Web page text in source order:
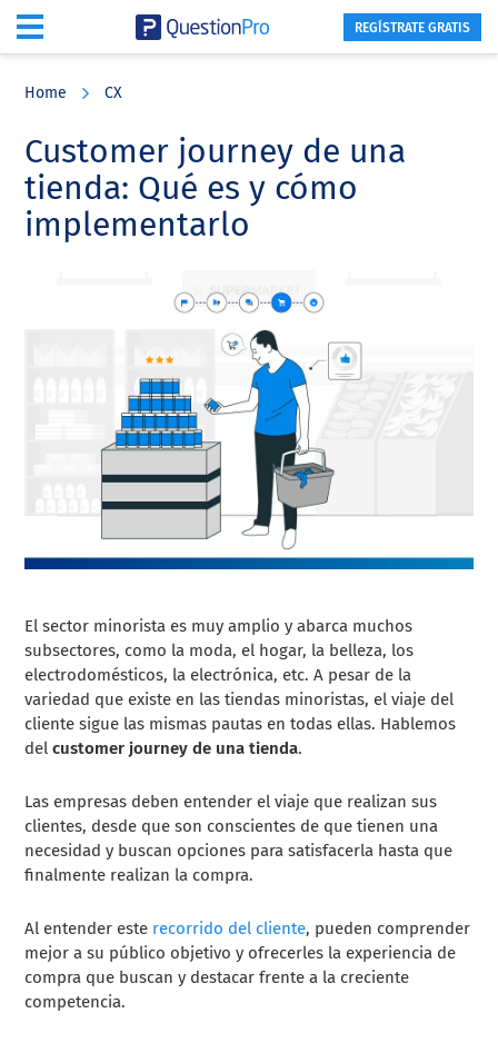
content
sidebar
REGÍSTRATE GRATIS
Home CX
Customer journey de una
tienda: Qué es y cómo
implementarlo
El sector minorista es muy amplio y abarca muchos
subsectores, como la moda, el hogar, la belleza, los
electrodomésticos, la electrónica, etc. A pesar de la
variedad que existe en las tiendas minoristas, el viaje del
cliente sigue las mismas pautas en todas ellas. Hablemos
delcustomer journey de una tienda.
Las empresas deben entender el viaje que realizan sus
clientes, desde que son conscientes de que tienen una
necesidad y buscan opciones para satisfacerla hasta que
finalmente realizan la compra.
Al entender este recorrido del cliente, pueden comprender
mejor a su público objetivo y ofrecerles la experiencia de
compra que buscan y destacar frente a la creciente
competencia.